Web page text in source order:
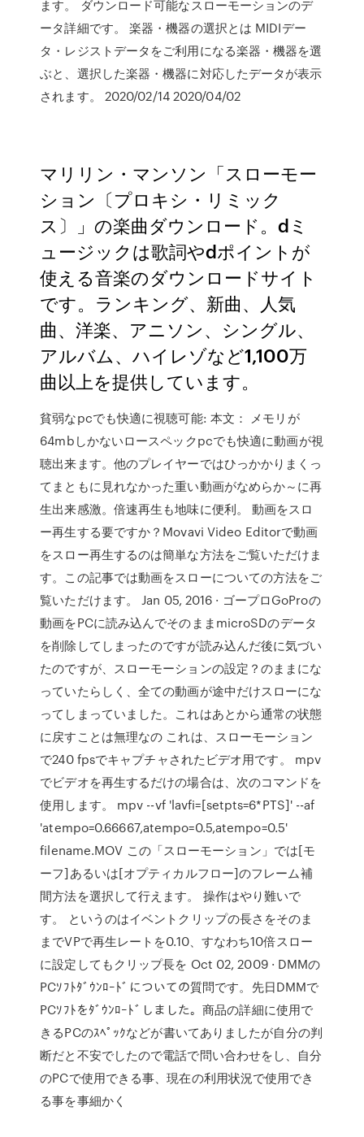
ます。 ダウンロード可能なスローモーションのデ
ータ詳細です。 楽器・機器の選択とは MIDIデー
タ・レジストデータをご利用になる楽器・機器を選
ぶと、選択した楽器・機器に対応したデータが表示
されます。 2020/02/14 2020/04/02
マリリン・マンソン「スローモー
ション〔プロキシ・リミック
ス〕」の楽曲ダウンロード。dミ
ュージックは歌詞やdポイントが
使える音楽のダウンロードサイト
です。ランキング、新曲、人気
曲、洋楽、アニソン、シングル、
アルバム、ハイレゾなど1,100万
曲以上を提供しています。
貧弱なpcでも快適に視聴可能: 本文： メモリが
64mbしかないロースペックpcでも快適に動画が視
聴出来ます。他のプレイヤーではひっかかりまくっ
てまともに見れなかった重い動画がなめらか～に再
生出来感激。倍速再生も地味に便利。 動画をスロ
ー再生する要ですか？Movavi Video Editorで動画
をスロー再生するのは簡単な方法をご覧いただけま
す。この記事では動画をスローについての方法をご
覧いただけます。 Jan 05, 2016 · ゴープロGoProの
動画をPCに読み込んでそのままmicroSDのデータ
を削除してしまったのですが読み込んだ後に気づい
たのですが、スローモーションの設定？のままにな
っていたらしく、全ての動画が途中だけスローにな
ってしまっていました。これはあとから通常の状態
に戻すことは無理なの これは、スローモーション
で240 fpsでキャプチャされたビデオ用です。 mpv
でビデオを再生するだけの場合は、次のコマンドを
使用します。 mpv --vf 'lavfi=[setpts=6*PTS]' --af
'atempo=0.66667,atempo=0.5,atempo=0.5'
filename.MOV この「スローモーション」では[モ
ーフ]あるいは[オプティカルフロー]のフレーム補
間方法を選択して行えます。 操作はやり難いで
す。 というのはイベントクリップの長さをそのま
までVPで再生レートを0.10、すなわち10倍スロー
に設定してもクリップ長を Oct 02, 2009 · DMMの
PCｿﾌﾄﾀﾞｳﾝﾛｰﾄﾞについての質問です。先日DMMで
PCｿﾌﾄをﾀﾞｳﾝﾛｰﾄﾞしました。商品の詳細に使用で
きるPCのｽﾍﾟｯｸなどが書いてありましたが自分の判
断だと不安でしたので電話で問い合わせをし、自分
のPCで使用できる事、現在の利用状況で使用でき
る事を事細かく